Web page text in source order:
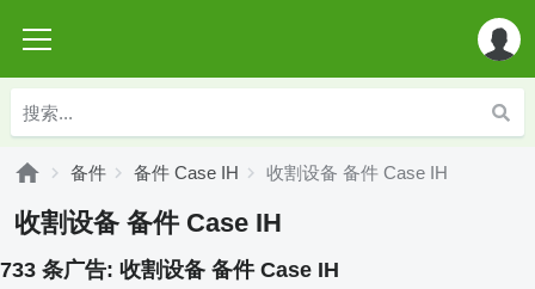
备件 备件 Case IH 收割设备 备件 Case IH
收割设备 备件 Case IH
733 条广告: 收割设备 备件 Case IH